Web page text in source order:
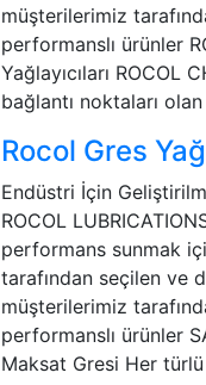
müşterilerimiz
performanslı ürünler
Yağlayıcıları ROCOL
bağlantı noktaları
Rocol Gres
Endüstri İçin
ROCOL
performans sunmak
tarafından seçilen ve
müşterilerimiz
performanslı ürünler
Maksat Gresi Her